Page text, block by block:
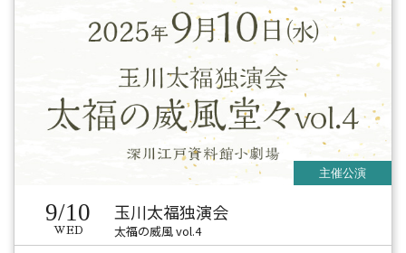
9/10
WED
玉川太福独演会
太福の威風 vol.4